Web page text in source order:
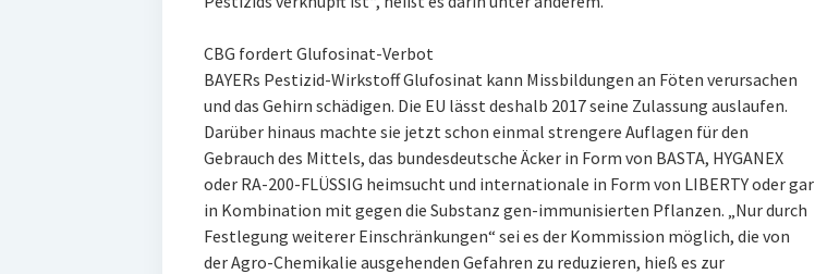
CBG fordert Glufosinat-Verbot
BAYERs Pestizid-Wirkstoff Glufosinat kann Missbildungen an Föten verursachen
und das Gehirn schädigen. Die EU lässt deshalb 2017 seine Zulassung auslaufen.
Darüber hinaus machte sie jetzt schon einmal strengere Auflagen für den
Gebrauch des Mittels, das bundesdeutsche Äcker in Form von BASTA, HYGANEX
oder RA-200-FLÜSSIG heimsucht und internationale in Form von LIBERTY oder gar
in Kombination mit gegen die Substanz gen-immunisierten Pflanzen. „Nur durch
Festlegung weiterer Einschränkungen“ sei es der Kommission möglich, die von
der Agro-Chemikalie ausgehenden Gefahren zu reduzieren, hieß es zur